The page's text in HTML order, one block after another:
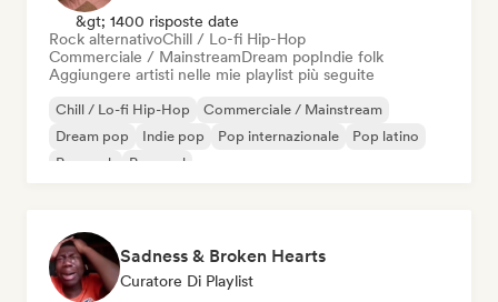
&gt; 1400 risposte date
Rock alternativoChill / Lo-fi Hip-Hop
Commerciale / MainstreamDream popIndie folk
Aggiungere artisti nelle mie playlist più seguite
Chill / Lo-fi Hip-Hop
Commerciale / Mainstream
Dream pop
Indie pop Pop internazionale
Pop latino
Pop rock
Pop soul
Sadness & Broken Hearts
Curatore Di Playlist